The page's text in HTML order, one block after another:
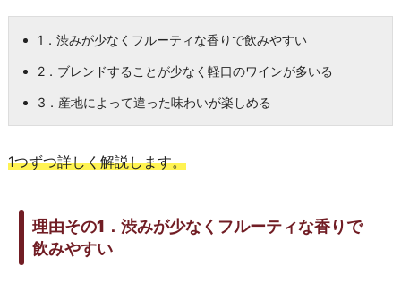
1．渋みが少なくフルーティな香りで飲みやすい
2．ブレンドすることが少なく軽口のワインが多いる
3．産地によって違った味わいが楽しめる
1つずつ詳しく解説します。
理由その1．渋みが少なくフルーティな香りで
飲みやすい